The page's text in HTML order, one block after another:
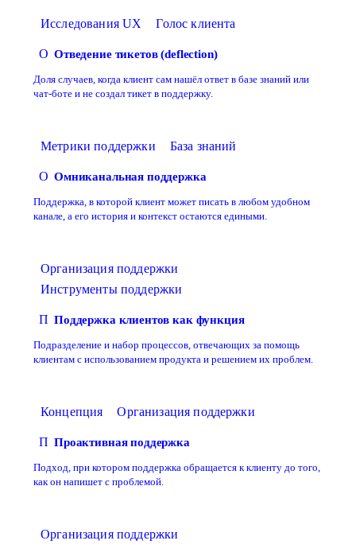
Исследования UX Голос клиента
О Отведение тикетов (deflection)
Доля случаев, когда клиент сам нашёл ответ в базе знаний или
чат-боте и не создал тикет в поддержку.
Метрики поддержки База знаний
О Омниканальная поддержка
Поддержка, в которой клиент может писать в любом удобном
канале, а его история и контекст остаются едиными.
Организация поддержки
Инструменты поддержки
П Поддержка клиентов как функция
Подразделение и набор процессов, отвечающих за помощь
клиентам с использованием продукта и решением их проблем.
Концепция Организация поддержки
П Проактивная поддержка
Подход, при котором поддержка обращается к клиенту до того,
как он напишет с проблемой.
Организация поддержки